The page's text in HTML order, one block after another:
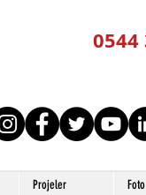
0544
Projeler Foto